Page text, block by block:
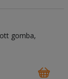
gomba,